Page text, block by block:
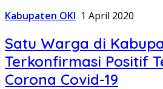
Kabupaten OKI 1 April 2020
Satu Warga di
Terkonfirmasi Positif
Corona Covid-19